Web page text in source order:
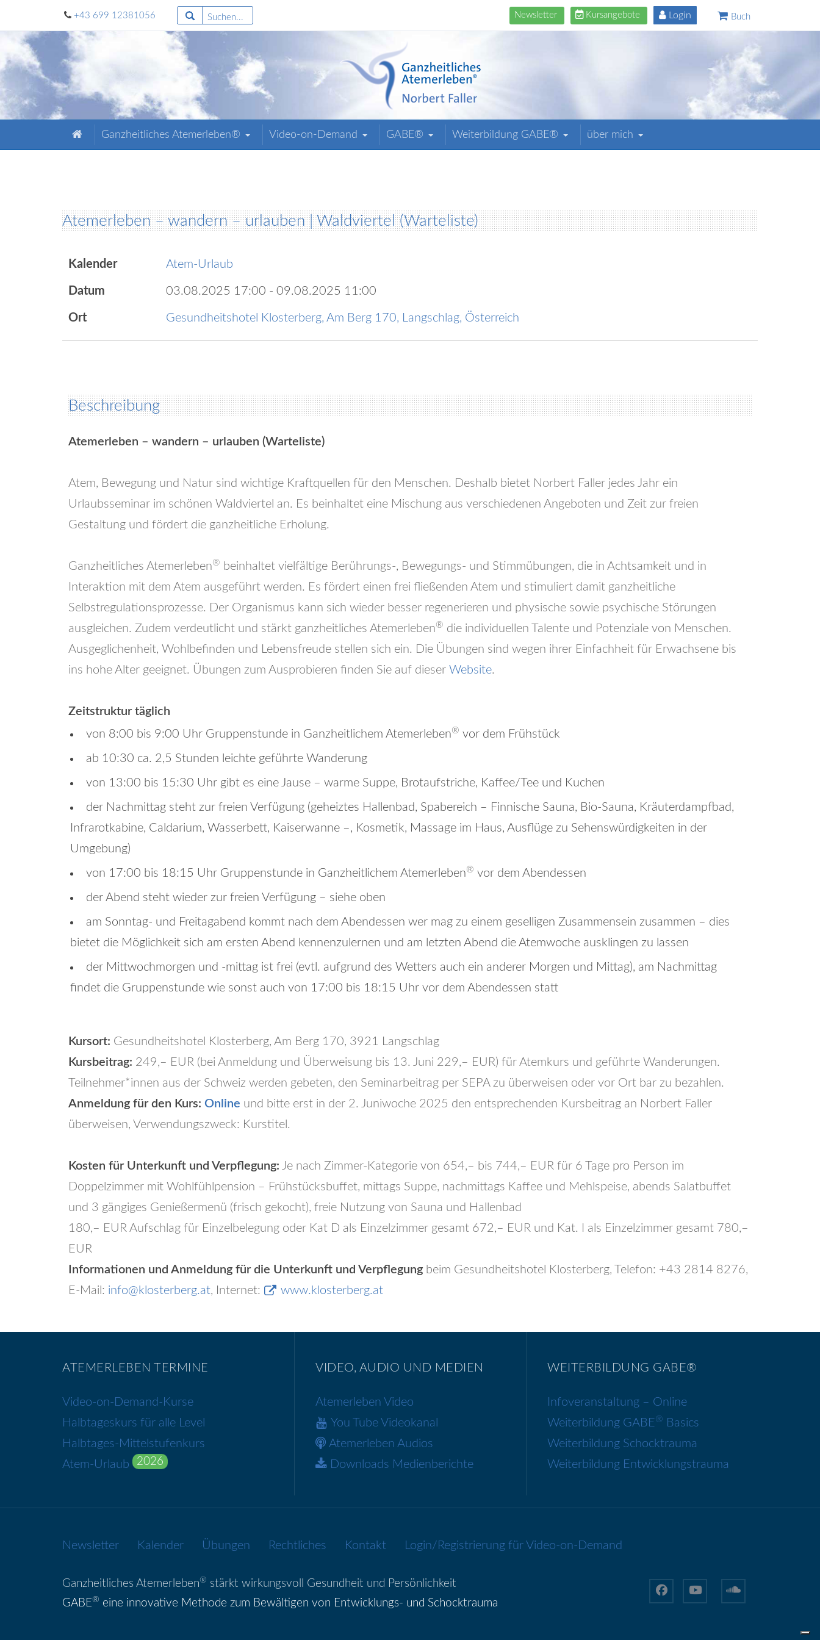
+43 699 12381056 Suchen... Newsletter Kursangebote Login Buch
Ganzheitliches Atemerleben® Video-on-Demand GABE® Weiterbildung GABE® über mich
Atemerleben – wandern – urlauben | Waldviertel (Warteliste)
Kalender Atem-Urlaub
Datum 03.08.2025 17:00 - 09.08.2025 11:00
Ort Gesundheitshotel Klosterberg, Am Berg 170, Langschlag, Österreich
Beschreibung
Atemerleben – wandern – urlauben (Warteliste)
Atem, Bewegung und Natur sind wichtige Kraftquellen für den Menschen. Deshalb bietet Norbert Faller jedes Jahr ein
Urlaubsseminar im schönen Waldviertel an. Es beinhaltet eine Mischung aus verschiedenen Angeboten und Zeit zur freien
Gestaltung und fördert die ganzheitliche Erholung.
Ganzheitliches Atemerleben® beinhaltet vielfältige Berührungs-, Bewegungs- und Stimmübungen, die in Achtsamkeit und in
Interaktion mit dem Atem ausgeführt werden. Es fördert einen frei fließenden Atem und stimuliert damit ganzheitliche
Selbstregulationsprozesse. Der Organismus kann sich wieder besser regenerieren und physische sowie psychische Störungen
ausgleichen. Zudem verdeutlicht und stärkt ganzheitliches Atemerleben® die individuellen Talente und Potenziale von Menschen.
Ausgeglichenheit, Wohlbefinden und Lebensfreude stellen sich ein. Die Übungen sind wegen ihrer Einfachheit für Erwachsene bis
ins hohe Alter geeignet. Übungen zum Ausprobieren finden Sie auf dieser Website.
Zeitstruktur täglich
von 8:00 bis 9:00 Uhr Gruppenstunde in Ganzheitlichem Atemerleben® vor dem Frühstück
ab 10:30 ca. 2,5 Stunden leichte geführte Wanderung
von 13:00 bis 15:30 Uhr gibt es eine Jause – warme Suppe, Brotaufstriche, Kaffee/Tee und Kuchen
der Nachmittag steht zur freien Verfügung (geheiztes Hallenbad, Spabereich – Finnische Sauna, Bio-Sauna, Kräuterdampfbad,
Infrarotkabine, Caldarium, Wasserbett, Kaiserwanne –, Kosmetik, Massage im Haus, Ausflüge zu Sehenswürdigkeiten in der
Umgebung)
von 17:00 bis 18:15 Uhr Gruppenstunde in Ganzheitlichem Atemerleben® vor dem Abendessen
der Abend steht wieder zur freien Verfügung – siehe oben
am Sonntag- und Freitagabend kommt nach dem Abendessen wer mag zu einem geselligen Zusammensein zusammen – dies
bietet die Möglichkeit sich am ersten Abend kennenzulernen und am letzten Abend die Atemwoche ausklingen zu lassen
der Mittwochmorgen und -mittag ist frei (evtl. aufgrund des Wetters auch ein anderer Morgen und Mittag), am Nachmittag
findet die Gruppenstunde wie sonst auch von 17:00 bis 18:15 Uhr vor dem Abendessen statt
Kursort: Gesundheitshotel Klosterberg, Am Berg 170, 3921 Langschlag
Kursbeitrag: 249,– EUR (bei Anmeldung und Überweisung bis 13. Juni 229,– EUR) für Atemkurs und geführte Wanderungen.
Teilnehmer*innen aus der Schweiz werden gebeten, den Seminarbeitrag per SEPA zu überweisen oder vor Ort bar zu bezahlen.
Anmeldung für den Kurs: Online und bitte erst in der 2. Juniwoche 2025 den entsprechenden Kursbeitrag an Norbert Faller
überweisen, Verwendungszweck: Kurstitel.
Kosten für Unterkunft und Verpflegung: Je nach Zimmer-Kategorie von 654,– bis 744,– EUR für 6 Tage pro Person im
Doppelzimmer mit Wohlfühlpension – Frühstücksbuffet, mittags Suppe, nachmittags Kaffee und Mehlspeise, abends Salatbuffet
und 3 gängiges Genießermenü (frisch gekocht), freie Nutzung von Sauna und Hallenbad
180,– EUR Aufschlag für Einzelbelegung oder Kat D als Einzelzimmer gesamt 672,– EUR und Kat. I als Einzelzimmer gesamt 780,–
EUR
Informationen und Anmeldung für die Unterkunft und Verpflegung beim Gesundheitshotel Klosterberg, Telefon: +43 2814 8276,
E-Mail: info@klosterberg.at, Internet: www.klosterberg.at
ATEMERLEBEN TERMINE
Video-on-Demand-Kurse
Halbtageskurs für alle Level
Halbtages-Mittelstufenkurs
Atem-Urlaub
2026
VIDEO, AUDIO UND MEDIEN
Atemerleben Video
You Tube Videokanal
Atemerleben Audios
Downloads Medienberichte
WEITERBILDUNG GABE®
Infoveranstaltung – Online
Weiterbildung GABE® Basics
Weiterbildung Schocktrauma
Weiterbildung Entwicklungstrauma
Newsletter Kalender Übungen Rechtliches Kontakt Login/Registrierung für Video-on-Demand
Ganzheitliches Atemerleben® stärkt wirkungsvoll Gesundheit und Persönlichkeit
GABE® eine innovative Methode zum Bewältigen von Entwicklungs- und Schocktrauma